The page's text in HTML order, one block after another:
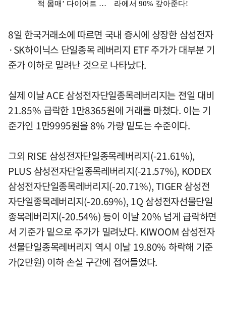
8일 한국거래소에 따르면 국내 증시에 상장한 삼성전자
·SK하이닉스 단일종목 레버리지 ETF 주가가 대부분 기
준가 이하로 밀려난 것으로 나타났다.
실제 이날 ACE 삼성전자단일종목레버리지는 전일 대비
21.85% 급락한 1만8365원에 거래를 마쳤다. 이는 기
준가인 1만9995원을 8% 가량 밑도는 수준이다.
그외 RISE 삼성전자단일종목레버리지(-21.61%),
PLUS 삼성전자단일종목레버리지(-21.57%), KODEX
삼성전자단일종목레버리지(-20.71%), TIGER 삼성전
자단일종목레버리지(-20.69%), 1Q 삼성전자선물단일
종목레버리지(-20.54%) 등이 이날 20% 넘게 급락하면
서 기준가 밑으로 주가가 밀려났다. KIWOOM 삼성전자
선물단일종목레버리지 역시 이날 19.80% 하락해 기준
가(2만원) 이하 손실 구간에 접어들었다.